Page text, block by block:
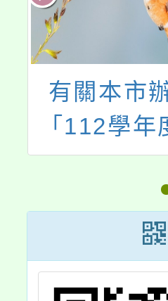
115年能源
標竿學校觀
動